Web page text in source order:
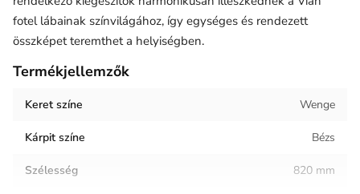
fotel lábainak színvilágához, így egységes és rendezett
összképet teremthet a helyiségben.
Termékjellemzők
Keret színe Wenge
Kárpit színe Bézs
Szélesség 820 mm